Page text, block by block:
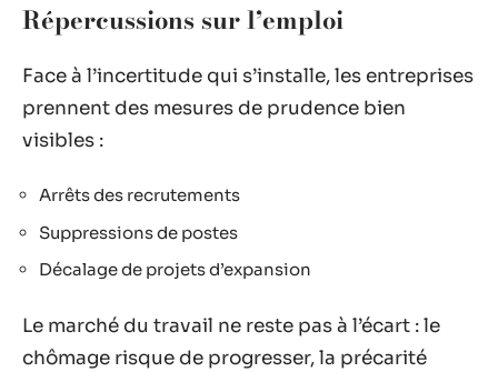
Répercussions sur l’emploi
Face à l’incertitude qui s’installe, les entreprises
prennent des mesures de prudence bien
visibles :
Arrêts des recrutements
Suppressions de postes
Décalage de projets d’expansion
Le marché du travail ne reste pas à l’écart : le
chômage risque de progresser, la précarité